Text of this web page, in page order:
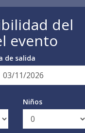
del
evento
de salida
Niños